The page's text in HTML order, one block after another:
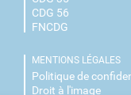
CDG 56
FNCDG
MENTIONS LÉGALES
Politique de
Droit à l'image